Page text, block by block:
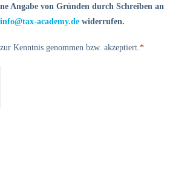
Angabe von Gründen durch Schreiben an
info@tax-academy.de widerrufen.
Kenntnis genommen bzw. akzeptiert.*